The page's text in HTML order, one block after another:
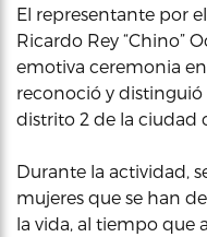
El representante por
Ricardo Rey “Chino”
emotiva ceremonia
reconoció y distinguió
distrito 2 de la ciudad
Durante la actividad,
mujeres que se han
la vida, al tiempo que